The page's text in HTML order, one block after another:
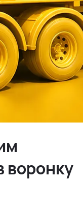
воронку